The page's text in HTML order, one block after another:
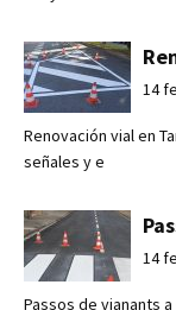
14
Renovación vial en
señales y e
14
Passos de vianants